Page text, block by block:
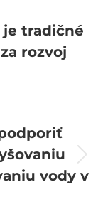
tradičné
rozvoj
vody v